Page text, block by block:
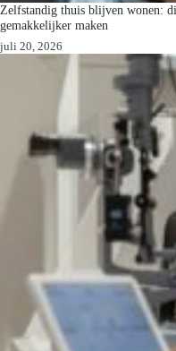
Zelfstandig thuis blijven wonen:
gemakkelijker maken
juli 20, 2026